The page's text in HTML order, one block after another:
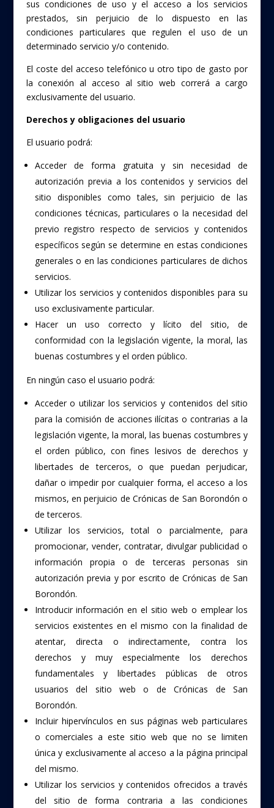
sus condiciones de uso y el acceso a los servicios
prestados, sin perjuicio de lo dispuesto en las
condiciones particulares que regulen el uso de un
determinado servicio y/o contenido.
El coste del acceso telefónico u otro tipo de gasto por
la conexión al acceso al sitio web correrá a cargo
exclusivamente del usuario.
Derechos y obligaciones del usuario
El usuario podrá:
Acceder de forma gratuita y sin necesidad de
autorización previa a los contenidos y servicios del
sitio disponibles como tales, sin perjuicio de las
condiciones técnicas, particulares o la necesidad del
previo registro respecto de servicios y contenidos
específicos según se determine en estas condiciones
generales o en las condiciones particulares de dichos
servicios.
Utilizar los servicios y contenidos disponibles para su
uso exclusivamente particular.
Hacer un uso correcto y lícito del sitio, de
conformidad con la legislación vigente, la moral, las
buenas costumbres y el orden público.
En ningún caso el usuario podrá:
Acceder o utilizar los servicios y contenidos del sitio
para la comisión de acciones ilícitas o contrarias a la
legislación vigente, la moral, las buenas costumbres y
el orden público, con fines lesivos de derechos y
libertades de terceros, o que puedan perjudicar,
dañar o impedir por cualquier forma, el acceso a los
mismos, en perjuicio de Crónicas de San Borondón o
de terceros.
Utilizar los servicios, total o parcialmente, para
promocionar, vender, contratar, divulgar publicidad o
información propia o de terceras personas sin
autorización previa y por escrito de Crónicas de San
Borondón.
Introducir información en el sitio web o emplear los
servicios existentes en el mismo con la finalidad de
atentar, directa o indirectamente, contra los
derechos y muy especialmente los derechos
fundamentales y libertades públicas de otros
usuarios del sitio web o de Crónicas de San
Borondón.
Incluir hipervínculos en sus páginas web particulares
o comerciales a este sitio web que no se limiten
única y exclusivamente al acceso a la página principal
del mismo.
Utilizar los servicios y contenidos ofrecidos a través
del sitio de forma contraria a las condiciones